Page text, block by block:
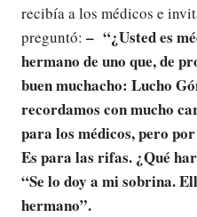
recibía a los médicos e
preguntó: – “¿Usted es
hermano de uno que, de
buen muchacho: Lucho
recordamos con mucho
para los médicos, pero
Es para las rifas. ¿Qué
“Se lo doy a mi sobrina.
hermano”.